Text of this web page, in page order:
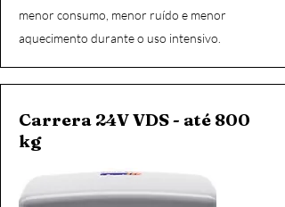
menor consumo, menor ruído e menor
aquecimento durante o uso intensivo.
Carrera 24V VDS - até 800
kg